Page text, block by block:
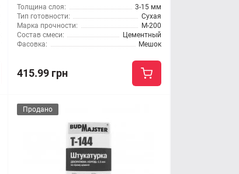
Толщина слоя:
3-15 мм
Тип готовности:
Сухая
Марка прочности:
М-200
Состав смеси:
Цементный
Фасовка:
Мешок
415.99 грн
Продано